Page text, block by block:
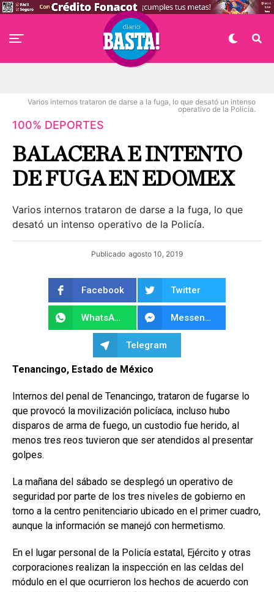
Varios internos trataron de darse a la fuga, lo que desató un intenso
operativo de la Policía.
100% DEPORTES
BALACERA E INTENTO
DE FUGA EN EDOMEX
Varios internos trataron de darse a la fuga, lo que
desató un intenso operativo de la Policía.
Publicado agosto 10, 2019
Facebook Twitter
WhatsApp Messenger
Telegram
Tenancingo, Estado de México
Internos del penal de Tenancingo, trataron de fugarse lo
que provocó la movilización policíaca, incluso hubo
disparos de arma de fuego, un custodio fue herido, al
menos tres reos tuvieron que ser atendidos al presentar
golpes.
La mañana del sábado se desplegó un operativo de
seguridad por parte de los tres niveles de gobierno en
torno a la centro penitenciario ubicado en el primer cuadro,
aunque la información se manejó con hermetismo.
En el lugar personal de la Policía estatal, Ejército y otras
corporaciones realizan la inspección en las celdas del
módulo en el que ocurrieron los hechos de acuerdo con